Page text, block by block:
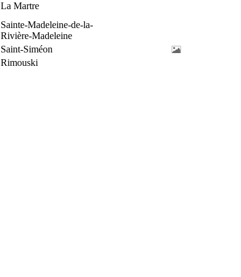
La Martre
Sainte-Madeleine-de-la-
Rivière-Madeleine
Saint-Siméon
Rimouski